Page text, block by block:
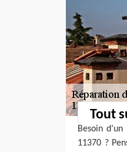
Tout
Besoin
11370 ?